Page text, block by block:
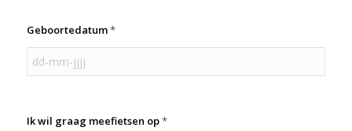
Geboortedatum*
Ik wil graag meefietsen op*